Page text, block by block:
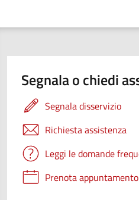
Segnala o chiedi
Segnala disservizio
Richiesta assistenza
Leggi le domande
Prenota appuntamento